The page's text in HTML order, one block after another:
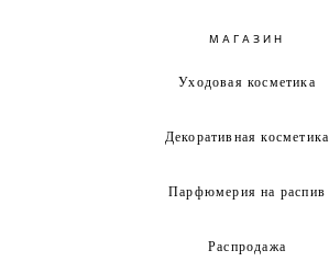
МАГАЗИН
Уходовая косметика
Декоративная косметика
Парфюмерия на распив
Распродажа